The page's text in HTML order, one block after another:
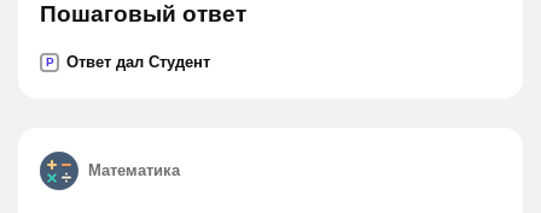
Пошаговый ответ
P Ответ дал Студент
Математика